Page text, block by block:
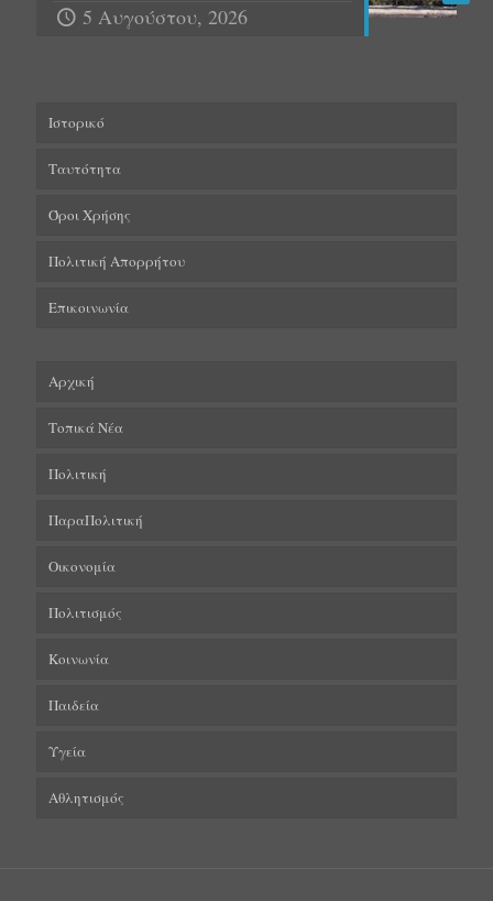
5 Αυγούστου, 2026
Ιστορικό
Ταυτότητα
Όροι Χρήσης
Πολιτική Απορρήτου
Επικοινωνία
Αρχική
Τοπικά Νέα
Πολιτική
ΠαραΠολιτική
Οικονομία
Πολιτισμός
Κοινωνία
Παιδεία
Υγεία
Αθλητισμός